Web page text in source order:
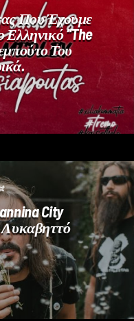
Που Έχουμε
“The
Του
City
Λυκαβηττό